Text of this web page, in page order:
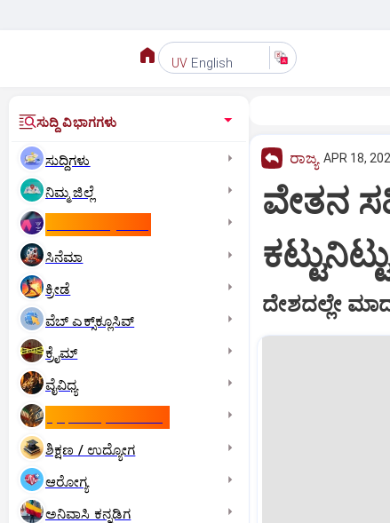
UV English
ಸುದ್ದಿ ವಿಭಾಗಗಳು
ಸುದ್ದಿಗಳು
ನಿಮ್ಮ ಜಿಲ್ಲೆ
ಸಿನೆಮಾ
ಕ್ರೀಡೆ
ವೆಬ್ ಎಕ್ಸ್‌ಕ್ಲೂಸಿವ್
ಕ್ರೈಮ್
ವೈವಿಧ್ಯ
ಶಿಕ್ಷಣ / ಉದ್ಯೋಗ
ಆರೋಗ್ಯ
ಅನಿವಾಸಿ ಕನ್ನಡಿಗ
ರಾಜ್ಯ APR 18,
ವೇತನ
ದೇಶದಲ್ಲೇ